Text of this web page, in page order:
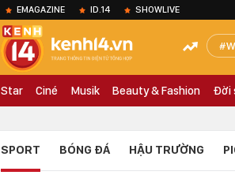
EMAGAZINE ID.14 SHOWLIVE
Star Ciné Musik Beauty & Fashion Đời
SPORT BÓNG ĐÁ HẬU TRƯỜNG